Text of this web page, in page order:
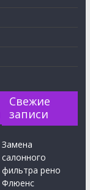
Свежие
записи
Замена
салонного
фильтра рено
Флюенс